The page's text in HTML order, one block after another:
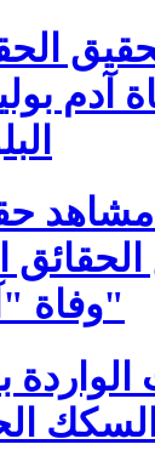
آدم
وفاة "آدم بوليفة"